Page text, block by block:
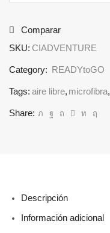
Comparar
SKU: CIADVENTURE
Category: READYtoGO
Tags: aire libre, microfibra,
Share:
Descripción
Información adicional